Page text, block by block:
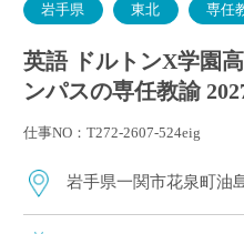
岩手県 東北 専任
英語 ドルトンX学園
ンパスの専任教諭
仕事NO：T272-2607-524eig
岩手県一関市花泉町油